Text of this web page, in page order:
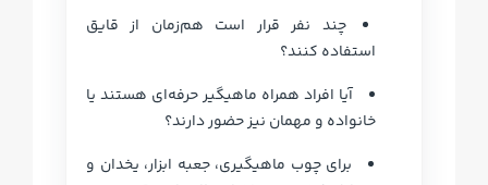
چند نفر قرار است هم‌زمان از قایق
استفاده کنند؟
آیا افراد همراه ماهیگیر حرفه‌ای هستند یا
خانواده و مهمان نیز حضور دارند؟
برای چوب ماهیگیری، جعبه ابزار، یخدان و